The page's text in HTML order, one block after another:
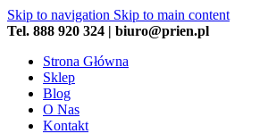
Skip to navigation Skip to main content
Tel. 888 920 324 | biuro@prien.pl
Strona Główna
Sklep
Blog
O Nas
Kontakt